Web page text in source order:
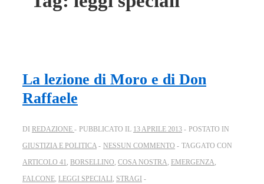
La lezione di Moro e di Don
Raffaele
DI REDAZIONE PUBBLICATO IL 13 APRILE 2013
POSTATO IN
GIUSTIZIA E POLITICA
NESSUN COMMENTO
TAGGATO CON
ARTICOLO 41, BORSELLINO, COSA NOSTRA, EMERGENZA,
FALCONE, LEGGI SPECIALI , STRAGI